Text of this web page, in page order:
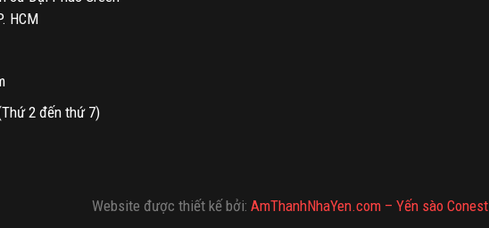
HCM
2 đến thứ 7)
Website được thiết kế bởi: AmThanhNhaYen.com – Yến sào Conest